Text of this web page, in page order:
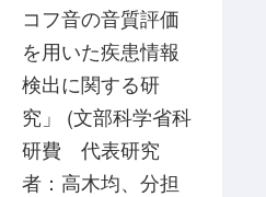
コフ音の音質評価
を用いた疾患情報
検出に関する研
究」 (文部科学省科
研費 代表研究
者：高木均、分担